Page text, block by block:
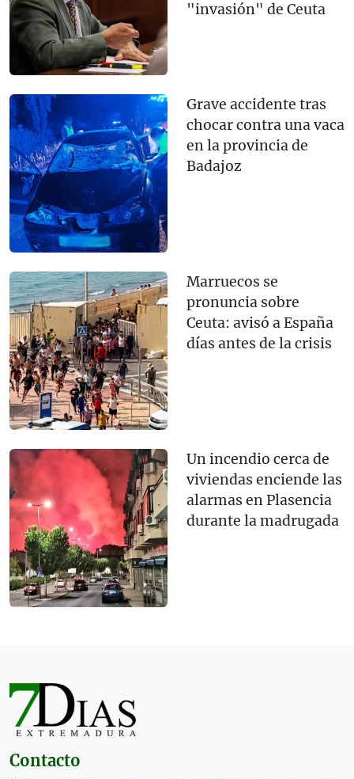
"invasión" de Ceuta
Grave accidente tras
chocar contra una vaca
en la provincia de
Badajoz
Marruecos se
pronuncia sobre
Ceuta: avisó a España
días antes de la crisis
Un incendio cerca de
viviendas enciende las
alarmas en Plasencia
durante la madrugada
Contacto